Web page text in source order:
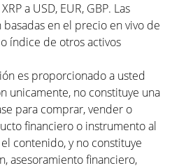
a USD, EUR, GBP. Las
en el precio en vivo de
índice de otros activos
es proporcionado a usted
unicamente, no constituye una
para comprar, vender o
financiero o instrumento al
contenido, y no constituye
asesoramiento financiero,